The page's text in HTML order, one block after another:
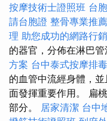
按摩技術士證照班 台
請台胞證 整骨專業推薦
理 助您成功的網路行
的器官，分佈在淋巴管
方案 台中泰式按摩排
的血管中流經身體，
面發揮重要作用。 扁
部分。 居家清潔 台中